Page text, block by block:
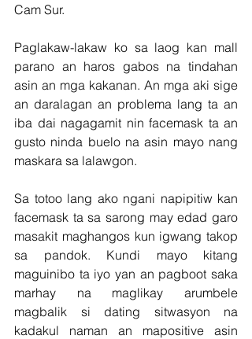
Cam Sur.
Paglakaw-lakaw ko sa laog kan mall
parano an haros gabos na tindahan
asin an mga kakanan. An mga aki sige
an daralagan an problema lang ta an
iba dai nagagamit nin facemask ta an
gusto ninda buelo na asin mayo nang
maskara sa lalawgon.
Sa totoo lang ako ngani napipitiw kan
facemask ta sa sarong may edad garo
masakit maghangos kun igwang takop
sa pandok. Kundi mayo kitang
maguinibo ta iyo yan an pagboot saka
marhay na maglikay arumbele
magbalik si dating sitwasyon na
kadakul naman an mapositive asin